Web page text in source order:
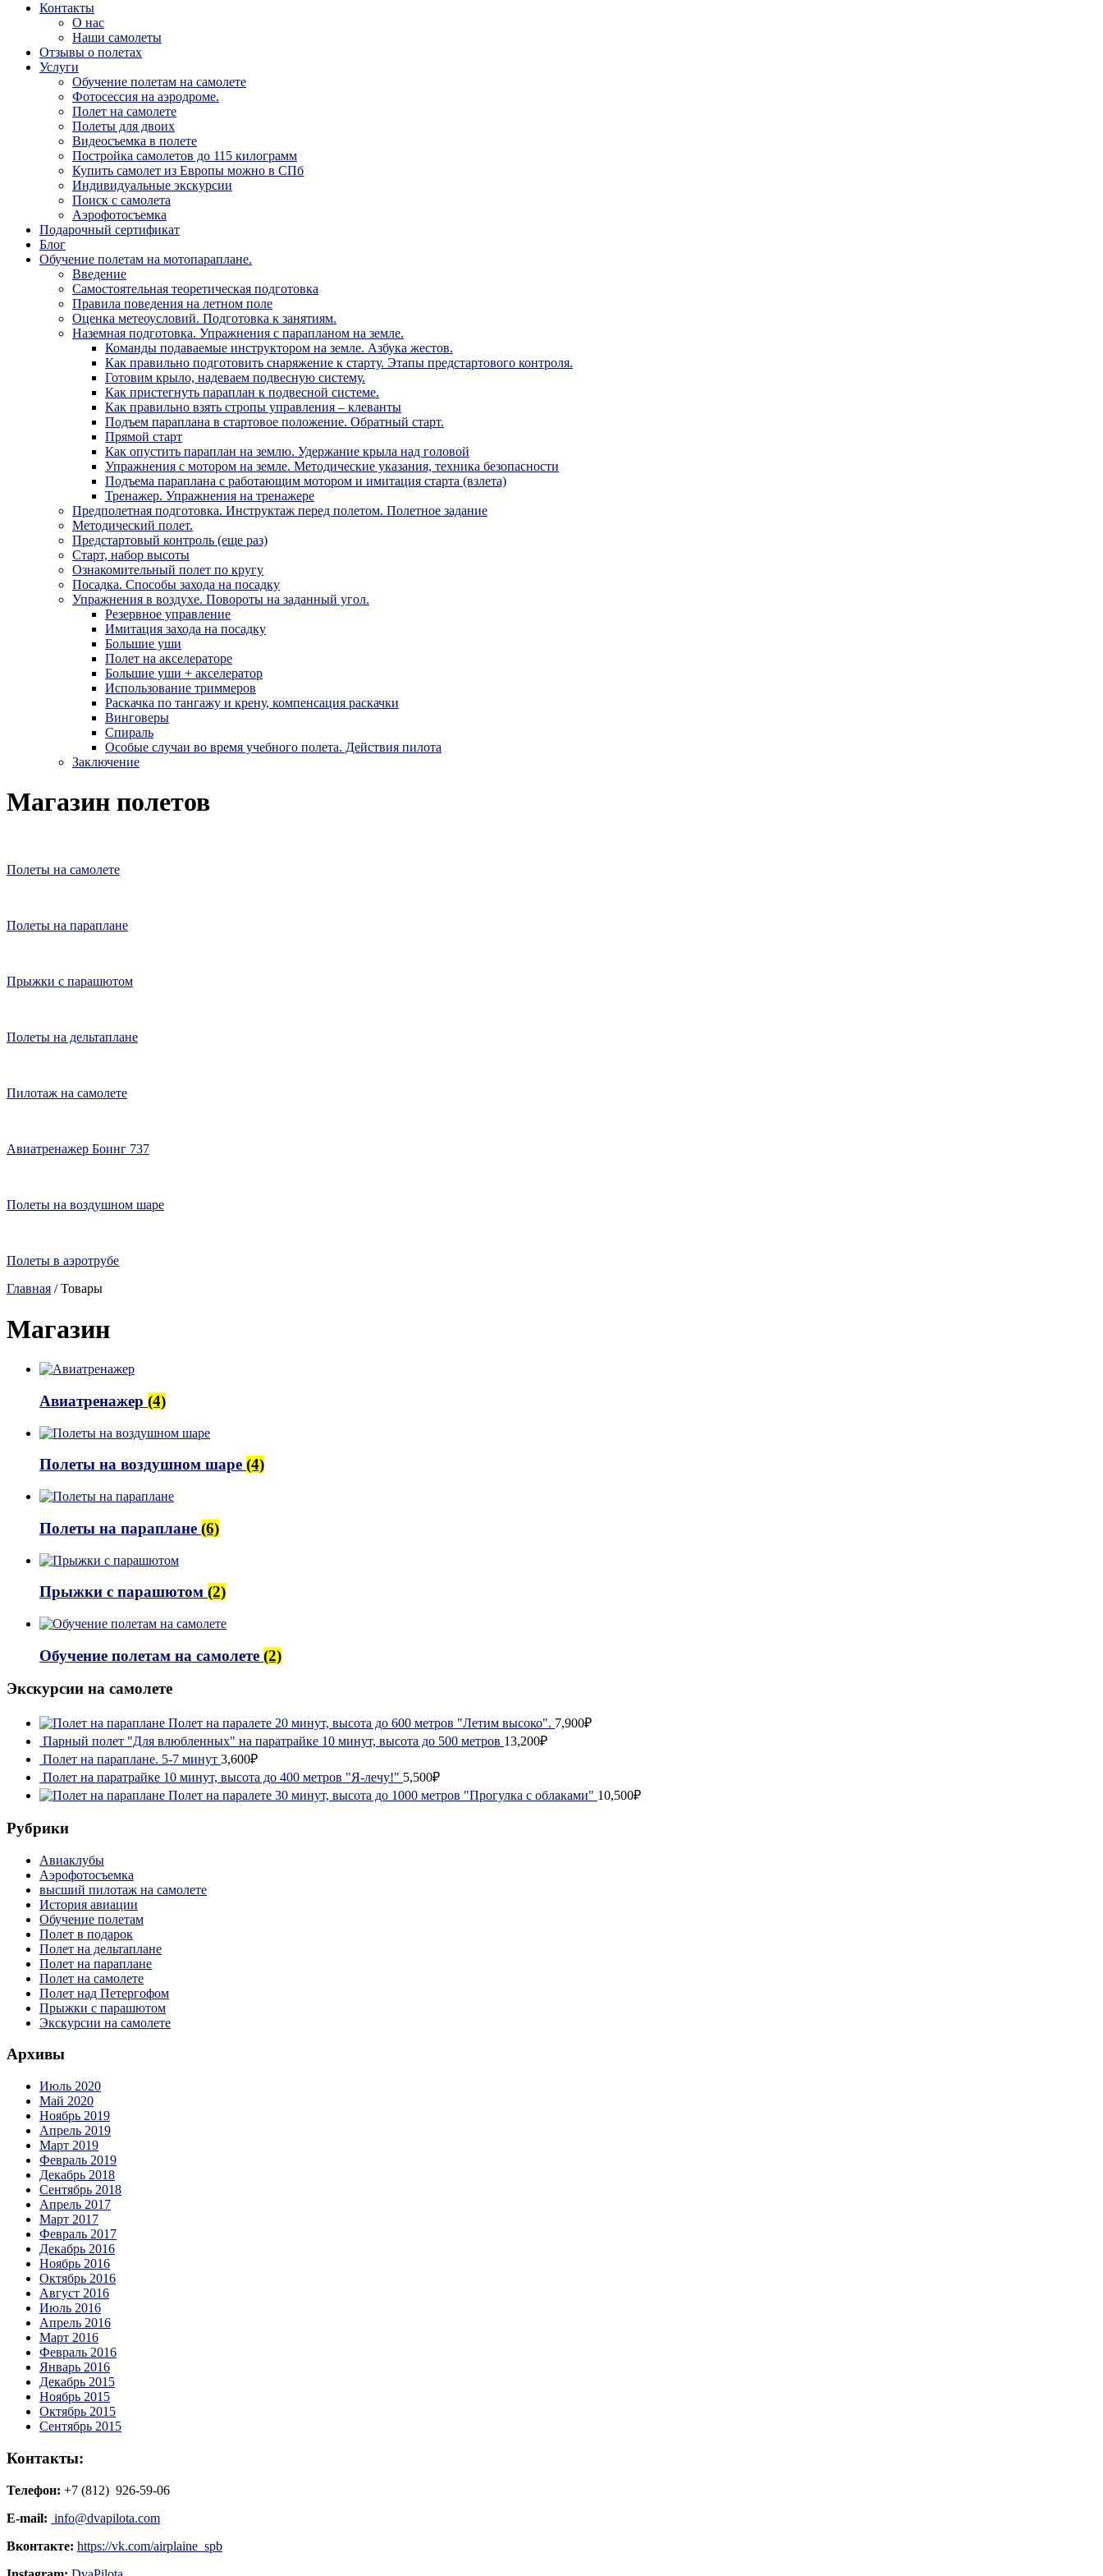
Контакты
О нас
Наши самолеты
Отзывы о полетах
Услуги
Обучение полетам на самолете
Фотосессия на аэродроме.
Полет на самолете
Полеты для двоих
Видеосъемка в полете
Постройка самолетов до 115 килограмм
Купить самолет из Европы можно в СПб
Индивидуальные экскурсии
Поиск с самолета
Аэрофотосъемка
Подарочный сертификат
Блог
Обучение полетам на мотопараплане.
Введение
Самостоятельная теоретическая подготовка
Правила поведения на летном поле
Оценка метеоусловий. Подготовка к занятиям.
Наземная подготовка. Упражнения с парапланом на земле.
Команды подаваемые инструктором на земле. Азбука жестов.
Как правильно подготовить снаряжение к старту. Этапы предстартового контроля.
Готовим крыло, надеваем подвесную систему.
Как пристегнуть параплан к подвесной системе.
Как правильно взять стропы управления – клеванты
Подъем параплана в стартовое положение. Обратный старт.
Прямой старт
Как опустить параплан на землю. Удержание крыла над головой
Упражнения с мотором на земле. Методические указания, техника безопасности
Подъема параплана с работающим мотором и имитация старта (взлета)
Тренажер. Упражнения на тренажере
Предполетная подготовка. Инструктаж перед полетом. Полетное задание
Методический полет.
Предстартовый контроль (еще раз)
Старт, набор высоты
Ознакомительный полет по кругу
Посадка. Способы захода на посадку
Упражнения в воздухе. Повороты на заданный угол.
Резервное управление
Имитация захода на посадку
Большие уши
Полет на акселераторе
Большие уши + акселератор
Использование триммеров
Раскачка по тангажу и крену, компенсация раскачки
Винговеры
Спираль
Особые случаи во время учебного полета. Действия пилота
Заключение
Магазин полетов
Полеты на самолете
Полеты на параплане
Прыжки с парашютом
Полеты на дельтаплане
Пилотаж на самолете
Авиатренажер Боинг 737
Полеты на воздушном шаре
Полеты в аэротрубе
Главная / Товары
Магазин
Авиатренажер (4)
Полеты на воздушном шаре (4)
Полеты на параплане (6)
Прыжки с парашютом (2)
Обучение полетам на самолете (2)
Экскурсии на самолете
Полет на паралете 20 минут, высота до 600 метров "Летим высоко". 7,900₽
Парный полет "Для влюбленных" на паратрайке 10 минут, высота до 500 метров 13,200₽
Полет на параплане. 5-7 минут 3,600₽
Полет на паратрайке 10 минут, высота до 400 метров "Я-лечу!" 5,500₽
Полет на паралете 30 минут, высота до 1000 метров "Прогулка с облаками" 10,500₽
Рубрики
Авиаклубы
Аэрофотосъемка
высший пилотаж на самолете
История авиации
Обучение полетам
Полет в подарок
Полет на дельтаплане
Полет на параплане
Полет на самолете
Полет над Петергофом
Прыжки с парашютом
Экскурсии на самолете
Архивы
Июль 2020
Май 2020
Ноябрь 2019
Апрель 2019
Март 2019
Февраль 2019
Декабрь 2018
Сентябрь 2018
Апрель 2017
Март 2017
Февраль 2017
Декабрь 2016
Ноябрь 2016
Октябрь 2016
Август 2016
Июль 2016
Апрель 2016
Март 2016
Февраль 2016
Январь 2016
Декабрь 2015
Ноябрь 2015
Октябрь 2015
Сентябрь 2015
Контакты:
Телефон: +7 (812) 926-59-06
E-mail: info@dvapilota.com
Вконтакте: https://vk.com/airplaine_spb